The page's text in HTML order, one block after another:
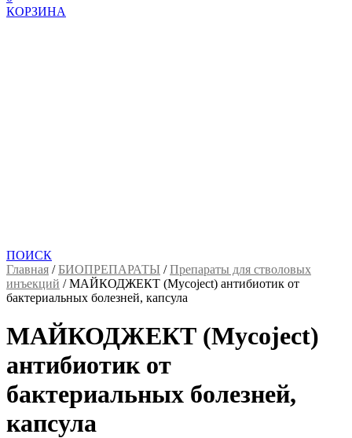
КОРЗИНА
ПОИСК
Главная /БИОПРЕПАРАТЫ /Препараты для стволовых
инъекций /МАЙКОДЖЕКТ (Mycoject) антибиотик от
бактериальных болезней, капсула
МАЙКОДЖЕКТ (Mycoject)
антибиотик от
бактериальных болезней,
капсула